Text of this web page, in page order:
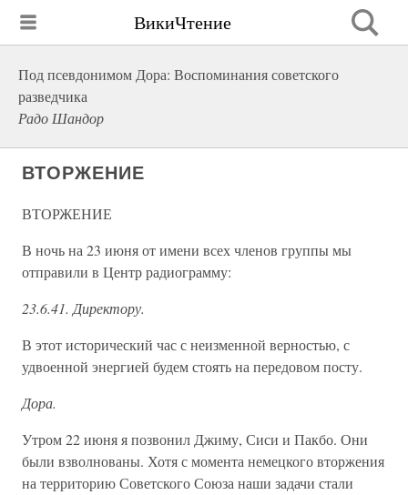
ВикиЧтение
Под псевдонимом Дора: Воспоминания советского
разведчика
Радо Шандор
ВТОРЖЕНИЕ
ВТОРЖЕНИЕ
В ночь на 23 июня от имени всех членов группы мы
отправили в Центр радиограмму:
23.6.41. Директору.
В этот исторический час с неизменной верностью, с
удвоенной энергией будем стоять на передовом посту.
Дора.
Утром 22 июня я позвонил Джиму, Сиси и Пакбо. Они
были взволнованы. Хотя с момента немецкого вторжения
на территорию Советского Союза наши задачи стали